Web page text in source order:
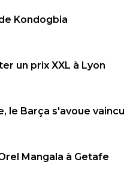
Kondogbia
un prix XXL à Lyon
le Barça s'avoue vaincu
Mangala à Getafe